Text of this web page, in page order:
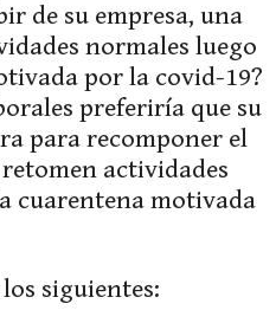
de su empresa, una
normales luego
por la covid-19?
preferiría que su
para recomponer el
actividades
cuarentena motivada
siguientes: